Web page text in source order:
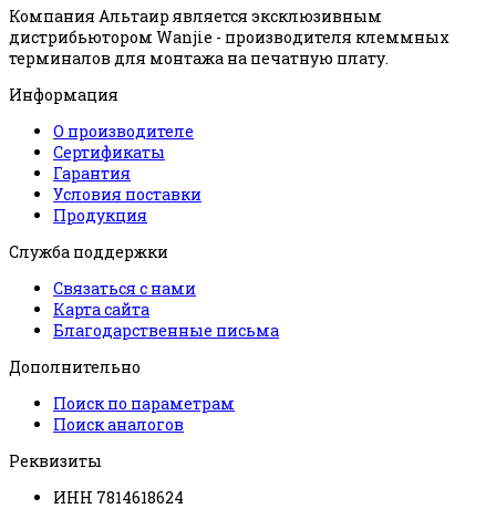
Компания Альтаир является эксклюзивным
дистрибьютором Wanjie - производителя клеммных
терминалов для монтажа на печатную плату.
Информация
О производителе
Сертификаты
Гарантия
Условия поставки
Продукция
Служба поддержки
Связаться с нами
Карта сайта
Благодарственные письма
Дополнительно
Поиск по параметрам
Поиск аналогов
Реквизиты
ИНН 7814618624